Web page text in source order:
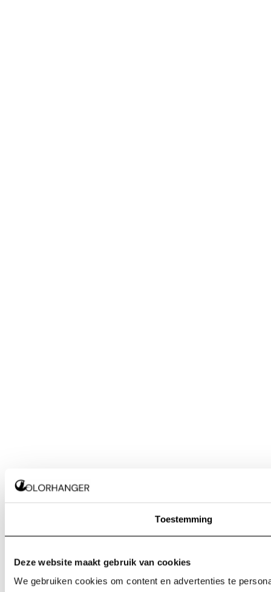
Toestemming
Deze website maakt gebruik van cookies
We gebruiken cookies om content en advertenties te